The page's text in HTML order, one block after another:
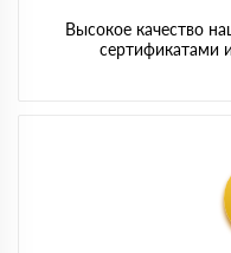
Высокое качество
сертификатами